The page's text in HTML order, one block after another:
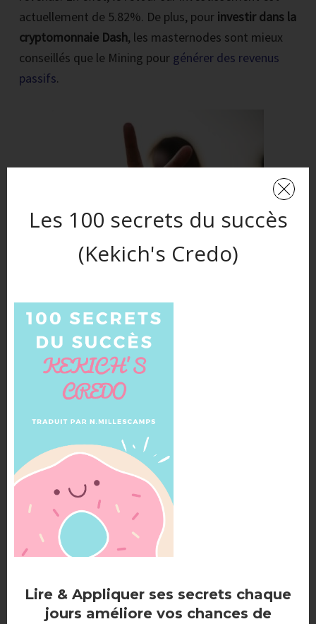
actuellement de 5.82%. De plus, pour investir dans la
cryptomonnaie Dash, les masternodes sont mieux
conseillés que le Mining pour générer des revenus
passifs.
MASTERNODE DASH :
COMMENT FAIRE ?
Plusieurs options s’offrent à vous au cas où vous
décideriez d’investir dans un masternode Dash
avez le choix entre avoir votre propre masternode
ou en confier la gestion à un tiers.
GÉRER SOI-MÊME SON
MASTERNODE
Vous pouvez, certes, choisir d’avoir vous-même un
masternode Dash. Mais cela nécessite quelques
investissement initial.
Les 100 secrets du succès
(Kekich's Credo)
Lire & Appliquer ses secrets chaque
jours améliore vos chances de